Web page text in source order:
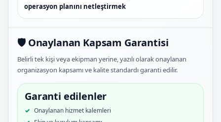
operasyon planını netleştirmek
🛡️ Onaylanan Kapsam Garantisi
Belirli tek kişi veya ekipman yerine, yazılı olarak onaylanan
organizasyon kapsamı ve kalite standardı garanti edilir.
Garanti edilenler
Onaylanan hizmet kalemleri